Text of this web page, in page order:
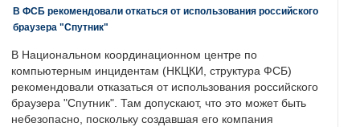
В ФСБ рекомендовали откаться от использования российского
браузера "Спутник"
В Национальном координационном центре по
компьютерным инцидентам (НКЦКИ, структура ФСБ)
рекомендовали отказаться от использования российского
браузера "Спутник". Там допускают, что это может быть
небезопасно, поскольку создавшая его компания